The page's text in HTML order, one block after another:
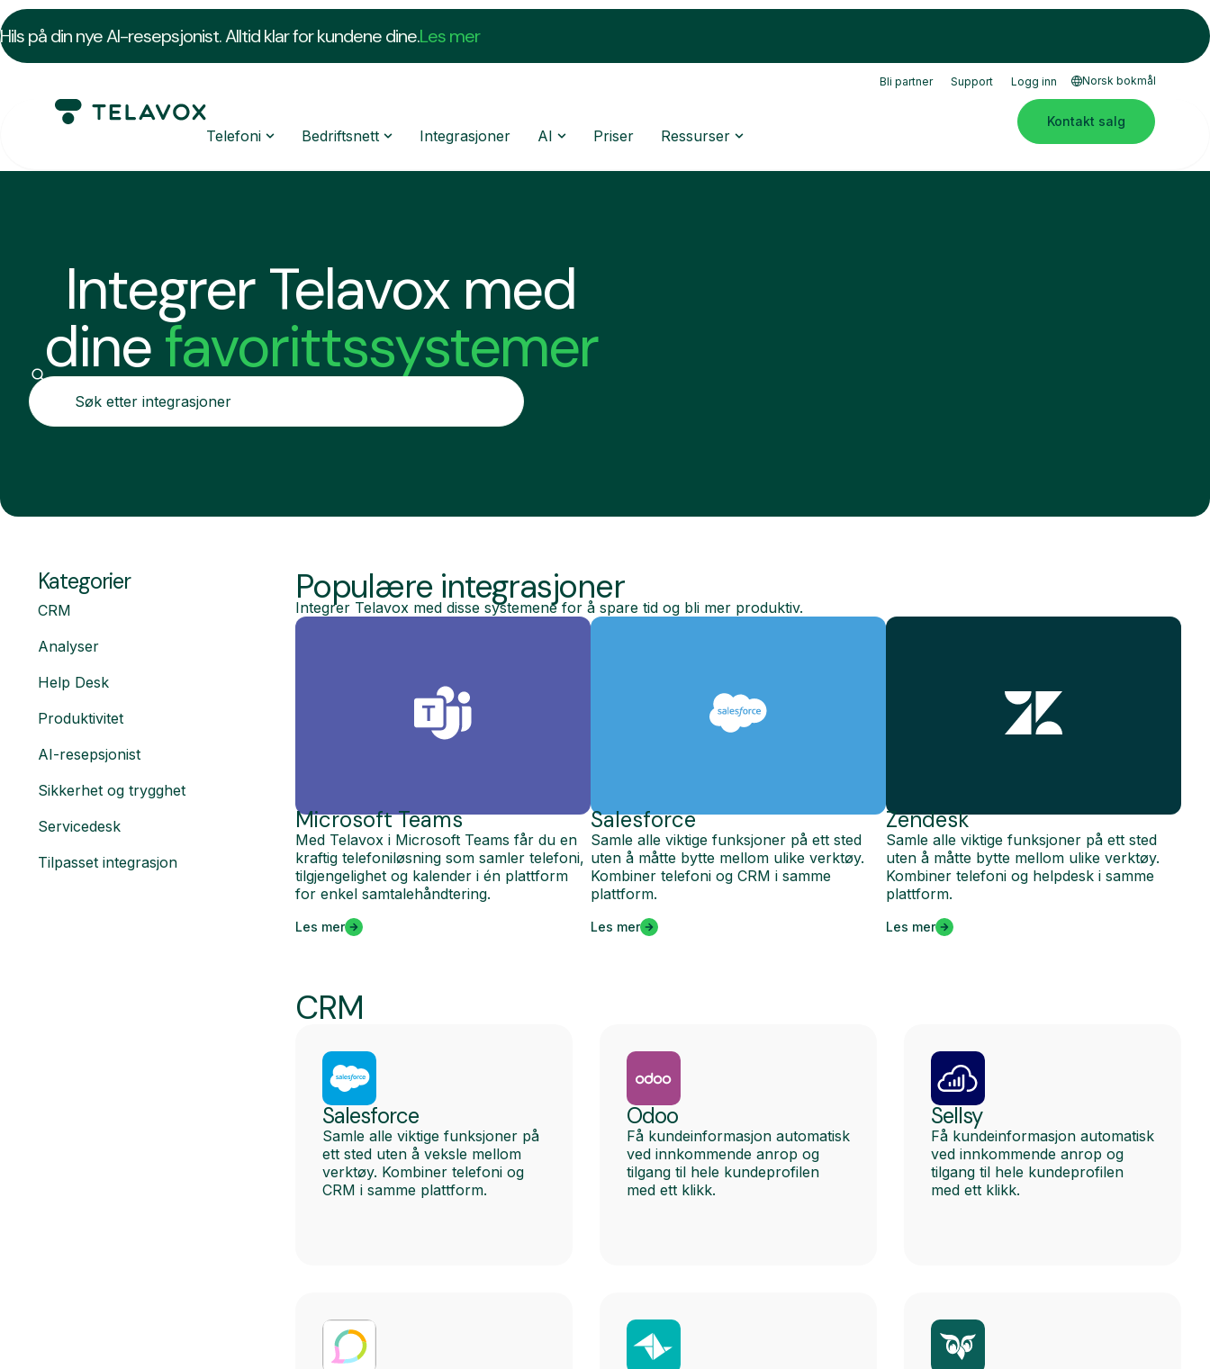
Hils på din nye AI-resepsjonist. Alltid klar for kundene dine.Les mer
Bli partner Support Logg inn Norsk bokmål
Telefoni Bedriftsnett Integrasjoner AI Priser Ressurser
Kontakt salg
Integrer Telavox med
dinefavorittssystemer
Kategorier
CRM
Analyser
Help Desk
Produktivitet
AI-resepsjonist
Sikkerhet og trygghet
Servicedesk
Tilpasset integrasjon
Populære integrasjoner
Integrer Telavox med disse systemene for å spare tid og bli mer produktiv.
Microsoft Teams
Med Telavox i Microsoft Teams får du en
kraftig telefoniløsning som samler telefoni,
tilgjengelighet og kalender i én plattform
for enkel samtalehåndtering.
Les mer
Salesforce
Samle alle viktige funksjoner på ett sted
uten å måtte bytte mellom ulike verktøy.
Kombiner telefoni og CRM i samme
plattform.
Les mer
Zendesk
Samle alle viktige funksjoner på ett sted
uten å måtte bytte mellom ulike verktøy.
Kombiner telefoni og helpdesk i samme
plattform.
Les mer
CRM
Salesforce
Samle alle viktige funksjoner på
ett sted uten å veksle mellom
verktøy. Kombiner telefoni og
CRM i samme plattform.
Odoo
Få kundeinformasjon automatisk
ved innkommende anrop og
tilgang til hele kundeprofilen
med ett klikk.
Sellsy
Få kundeinformasjon automatisk
ved innkommende anrop og
tilgang til hele kundeprofilen
med ett klikk.